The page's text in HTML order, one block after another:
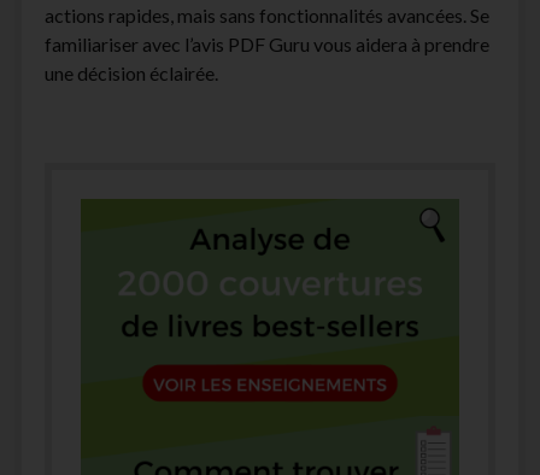
actions rapides, mais sans fonctionnalités avancées. Se
familiariser avec l’avis PDF Guru vous aidera à prendre
une décision éclairée.